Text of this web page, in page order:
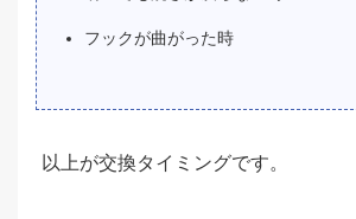
フックが曲がった時
以上が交換タイミングです。